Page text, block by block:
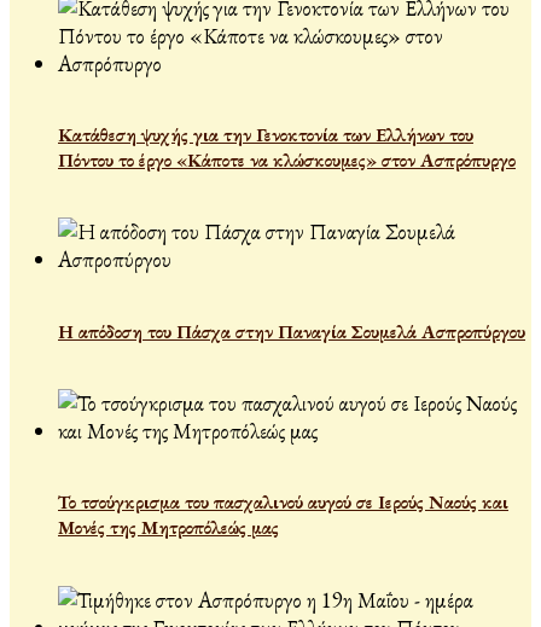
Κατάθεση ψυχής για την Γενοκτονία των Ελλήνων του
Πόντου το έργο «Κάποτε να κλώσκουμες» στον Ασπρόπυργο
Η απόδοση του Πάσχα στην Παναγία Σουμελά Ασπροπύργου
Το τσούγκρισμα του πασχαλινού αυγού σε Ιερούς Ναούς και
Μονές της Μητροπόλεώς μας